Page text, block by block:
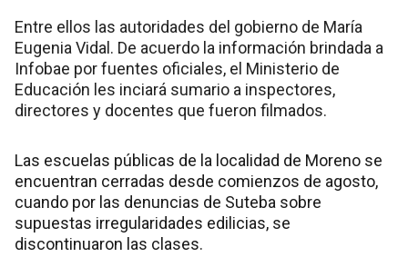
Entre ellos las autoridades del gobierno de María
Eugenia Vidal. De acuerdo la información brindada a
Infobae por fuentes oficiales, el Ministerio de
Educación les inciará sumario a inspectores,
directores y docentes que fueron filmados.
Las escuelas públicas de la localidad de Moreno se
encuentran cerradas desde comienzos de agosto,
cuando por las denuncias de Suteba sobre
supuestas irregularidades edilicias, se
discontinuaron las clases.